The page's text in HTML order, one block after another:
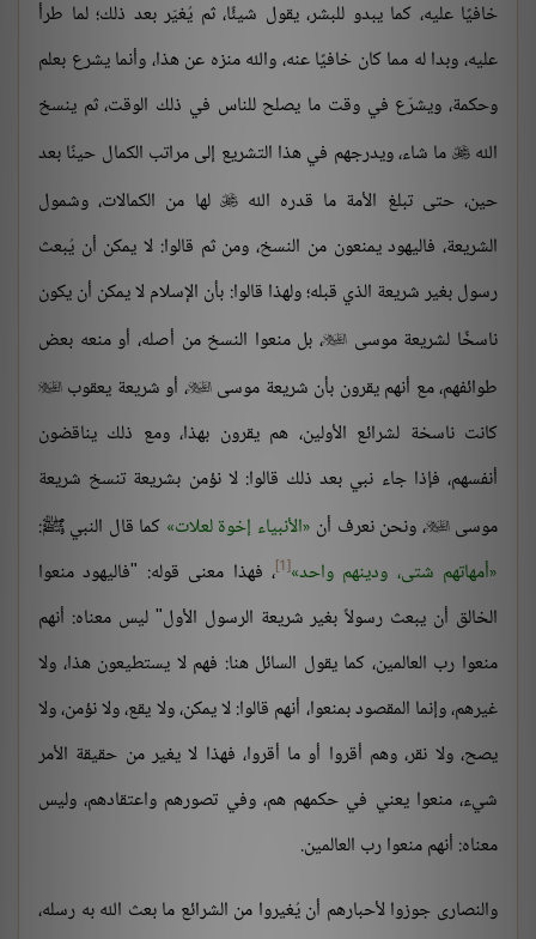
خافيًا عليه، كما يبدو للبشر، يقول شيئًا، ثم يُغيّر بعد ذلك؛ لما طرأ
عليه، وبدا له مما كان خافيًا عنه، والله منزه عن هذا، وأنما يشرع بعلم
وحكمة، ويشرّع في وقت ما يصلح للناس في ذلك الوقت، ثم ينسخ
الله ما شاء، ويدرجهم في هذا التشريع إلى مراتب الكمال حينًا بعد
حين، حتى تبلغ الأمة ما قدره الله لها من الكمالات، وشمول
الشريعة، فاليهود يمنعون من النسخ، ومن ثم قالوا: لا يمكن أن يُبعث
رسول بغير شريعة الذي قبله؛ ولهذا قالوا: بأن الإسلام لا يمكن أن يكون
ناسخًا لشريعة موسى ، بل منعوا النسخ من أصله، أو منعه بعض
طوائفهم، مع أنهم يقرون بأن شريعة موسى، أو شريعة يعقوب 
كانت ناسخة لشرائع الأولين، هم يقرون بهذا، ومع ذلك يناقضون
أنفسهم، فإذا جاء نبي بعد ذلك قالوا: لا نؤمن بشريعة تنسخ شريعة
موسى، ونحن نعرف أن الأنبياء إخوة لعلات كما قال النبي ﷺ:
أمهاتهم شتى، ودينهم واحد [1] ، فهذا معنى قوله: "فاليهود منعوا
الخالق أن يبعث رسولاً بغير شريعة الرسول الأول" ليس معناه: أنهم
منعوا رب العالمين، كما يقول السائل هنا: فهم لا يستطيعون هذا، ولا
غيرهم، وإنما المقصود بمنعوا، أنهم قالوا: لا يمكن، ولا يقع، ولا نؤمن، ولا
يصح، ولا نقر، وهم أقروا أو ما أقروا، فهذا لا يغير من حقيقة الأمر
شيء، منعوا يعني في حكمهم هم، وفي تصورهم واعتقادهم، وليس
معناه: أنهم منعوا رب العالمين.
والنصارى جوزوا لأحبارهم أن يُغيروا من الشرائع ما بعث الله به رسله،